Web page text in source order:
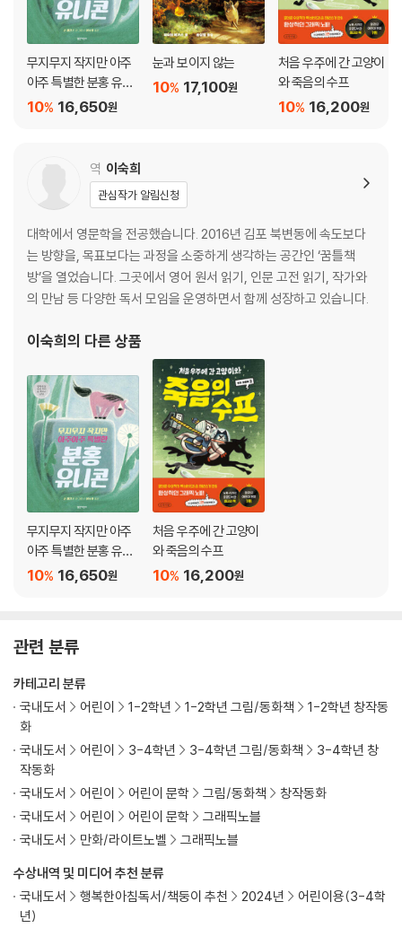
무지무지 작지만 아주
아주 특별한 분홍 유니
콘
16,650원
10%
눈과 보이지 않는
17,100원
10%
처음 우주에 간 고양이
와 죽음의 수프
16,200원
10%
역 이숙희
관심작가 알림신청
대학에서 영문학을 전공했습니다. 2016년 김포 북변동에 속도보다
는 방향을, 목표보다는 과정을 소중하게 생각하는 공간인 ‘꿈틀책
방’을 열었습니다. 그곳에서 영어 원서 읽기, 인문 고전 읽기, 작가와
의 만남 등 다양한 독서 모임을 운영하면서 함께 성장하고 있습니다.
이숙희의 다른 상품
무지무지 작지만 아주
아주 특별한 분홍 유니
콘
16,650원
10%
처음 우주에 간 고양이
와 죽음의 수프
16,200원
10%
관련 분류
수상내역 및 미디어 추천 분류
국내도서
행복한아침독서/책둥이 추천 2024년
어린이용(3-4학
년)
카테고리 분류
국내도서
어린이 1-2학년 1-2학년 그림/동화책
1-2학년 창작동
화
국내도서
어린이 3-4학년 3-4학년 그림/동화책
3-4학년 창
작동화
국내도서
어린이 어린이 문학 그림/동화책
창작동화
국내도서
어린이 어린이 문학
그래픽노블
국내도서
만화/라이트노벨 그래픽노블